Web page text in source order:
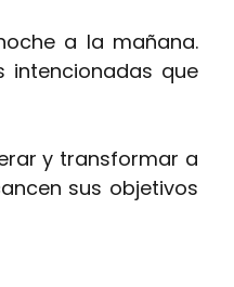
a la mañana.
intencionadas que
y transformar a
sus objetivos